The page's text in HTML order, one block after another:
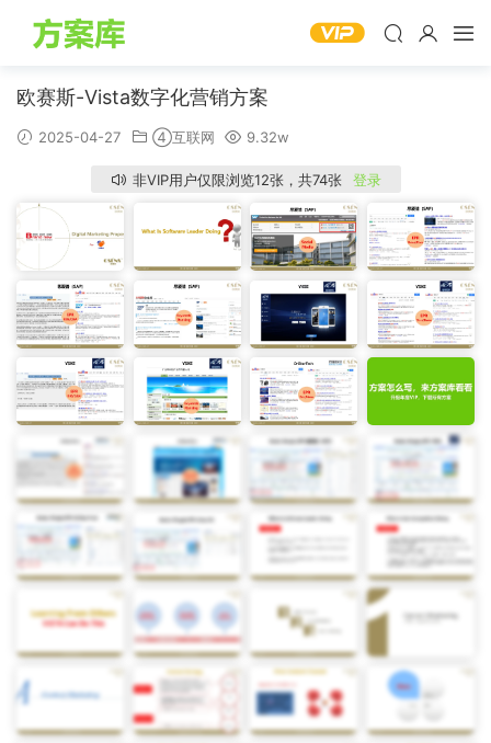
欧赛斯-Vista数字化营销方案
2025-04-27 ④互联网 9.32w
非VIP用户仅限浏览12张，共74张 登录